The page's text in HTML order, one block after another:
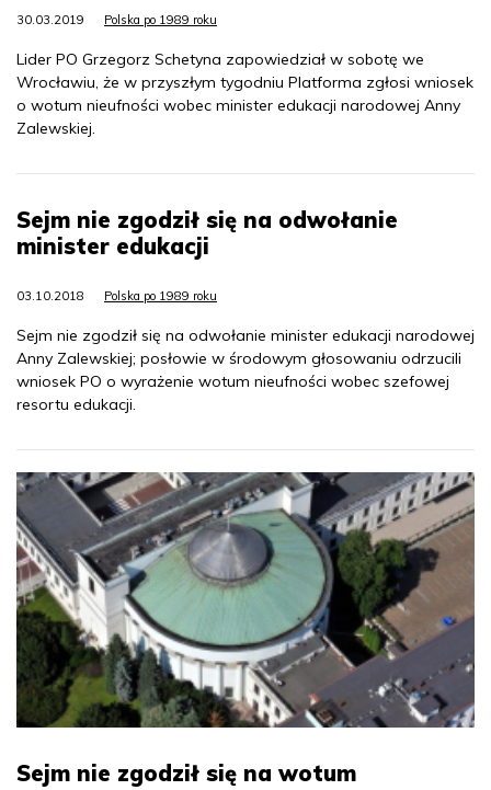
30.03.2019 Polska po 1989 roku
Lider PO Grzegorz Schetyna zapowiedział w sobotę we
Wrocławiu, że w przyszłym tygodniu Platforma zgłosi wniosek
o wotum nieufności wobec minister edukacji narodowej Anny
Zalewskiej.
Sejm nie zgodził się na odwołanie
minister edukacji
03.10.2018 Polska po 1989 roku
Sejm nie zgodził się na odwołanie minister edukacji narodowej
Anny Zalewskiej; posłowie w środowym głosowaniu odrzucili
wniosek PO o wyrażenie wotum nieufności wobec szefowej
resortu edukacji.
Sejm nie zgodził się na wotum